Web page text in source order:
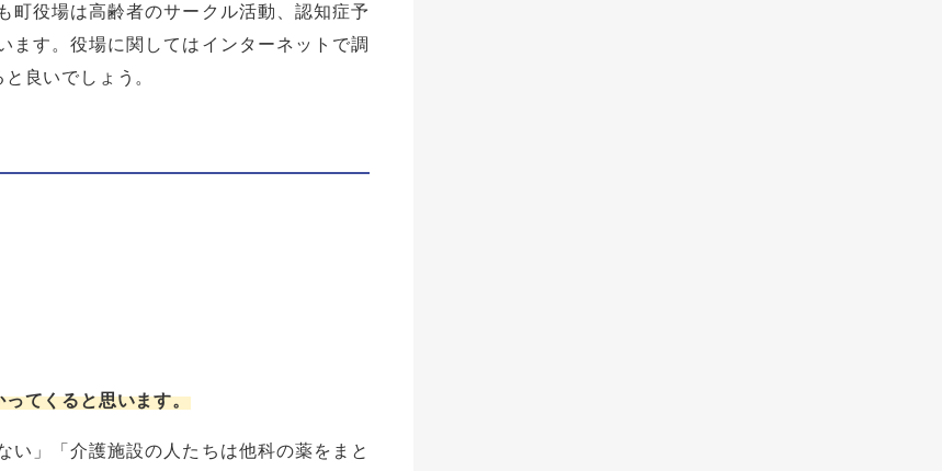
町役場は高齢者のサークル活動、認知症予
ます。役場に関してはインターネットで調
良いでしょう。
てくると思います。
い」「介護施設の人たちは他科の薬をまと